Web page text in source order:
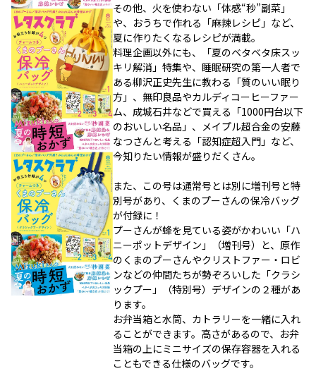
その他、火を使わない「体感“秒”副菜」
や、おうちで作れる「麻辣レシピ」など、
夏に作りたくなるレシピが満載。
料理企画以外にも、「夏のベタベタ床スッ
キリ解消」特集や、睡眠研究の第一人者で
ある柳沢正史先生に教わる「質のいい眠り
方」、無印良品やカルディコーヒーファー
ム、成城石井などで買える「1000円台以下
のおいしい名品」、メイプル超合金の安藤
なつさんと考える「認知症超入門」など、
今知りたい情報が盛りだくさん。
また、この号は通常号とは別に増刊号と特
別号があり、くまのプーさんの保冷バッグ
が付録に！
プーさんが蜂を見ている姿がかわいい「ハ
ニーポットデザイン」（増刊号）と、原作
のくまのプーさんやクリストファー・ロビ
ンなどの仲間たちが勢ぞろいした「クラシ
ックプー」（特別号）デザインの２種があ
ります。
お弁当箱と水筒、カトラリーを一緒に入れ
ることができます。高さがあるので、お弁
当箱の上にミニサイズの保存容器を入れる
こともできる仕様のバッグです。